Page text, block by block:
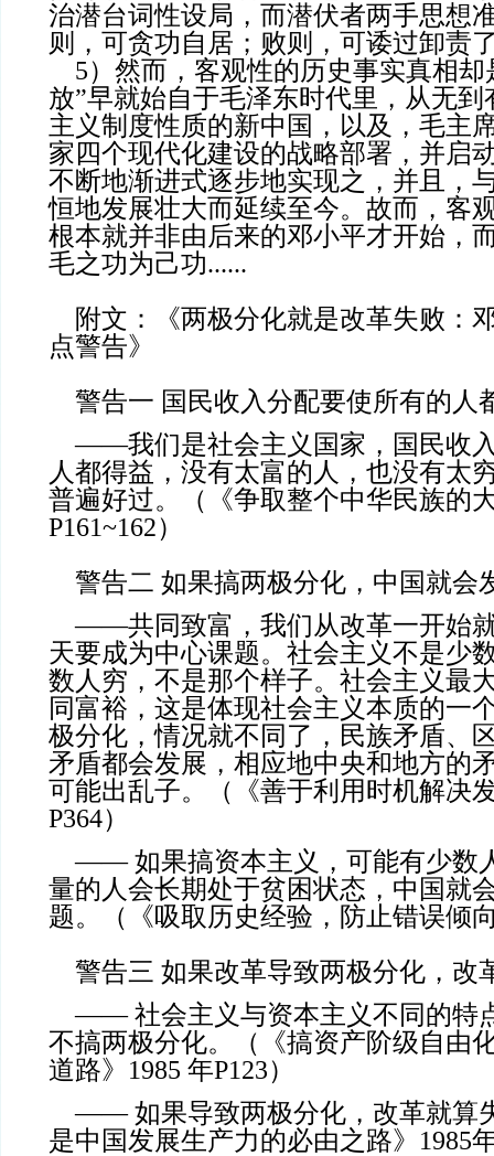
治潜台词性设局，而潜伏者两手思想
则，可贪功自居；败则，可诿过卸责
5）然而，客观性的历史事实真相却
放”早就始自于毛泽东时代里，从无
主义制度性质的新中国，以及，毛主
家四个现代化建设的战略部署，并启
不断地渐进式逐步地实现之，并且，
恒地发展壮大而延续至今。故而，客
根本就并非由后来的邓小平才开始，
毛之功为己功......
附文：《两极分化就是改革失败：
点警告》
警告一 国民收入分配要使所有的人
——我们是社会主义国家，国民收
人都得益，没有太富的人，也没有太
普遍好过。（《争取整个中华民族的
P161~162）
警告二 如果搞两极分化，中国就会
——共同致富，我们从改革一开始
天要成为中心课题。社会主义不是少
数人穷，不是那个样子。社会主义最
同富裕，这是体现社会主义本质的一
极分化，情况就不同了，民族矛盾、
矛盾都会发展，相应地中央和地方的
可能出乱子。（《善于利用时机解决
P364）
—— 如果搞资本主义，可能有少数
量的人会长期处于贫困状态，中国就
题。（《吸取历史经验，防止错误倾
警告三 如果改革导致两极分化，改
—— 社会主义与资本主义不同的特
不搞两极分化。（《搞资产阶级自由
道路》1985 年P123）
—— 如果导致两极分化，改革就算
是中国发展生产力的必由之路》1985